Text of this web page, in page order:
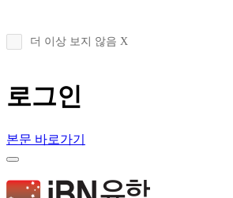
더 이상 보지 않음 X
로그인
본문 바로가기